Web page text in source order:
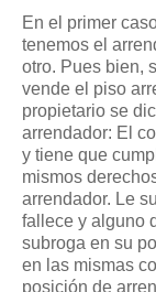
Legislación
Legislación
Legislación de
Diccionario
Usuario
Entrar / Salir
Mis boletines
En el primer
tenemos el
otro. Pues bien,
vende el piso
propietario se
arrendador: El
y tiene que
mismos
arrendador. Le
fallece y alguno
subroga en su
en las mismas
posición de